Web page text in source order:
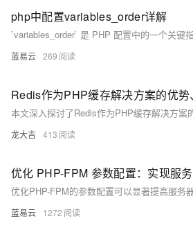
php中配置variables_order详解
蓝易云 269
龙大吉 413
优化 PHP-FPM 参数配置：实现服
蓝易云 1272